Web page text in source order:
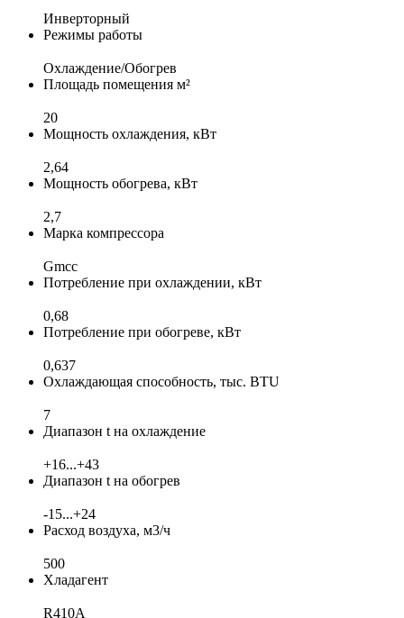
Инверторный
Режимы работы
Охлаждение/Обогрев
Площадь помещения м²
20
Мощность охлаждения, кВт
2,64
Мощность обогрева, кВт
2,7
Марка компрессора
Gmcc
Потребление при охлаждении, кВт
0,68
Потребление при обогреве, кВт
0,637
Охлаждающая способность, тыс. BTU
7
Диапазон t на охлаждение
+16...+43
Диапазон t на обогрев
-15...+24
Расход воздуха, м3/ч
500
Хладагент
R410A